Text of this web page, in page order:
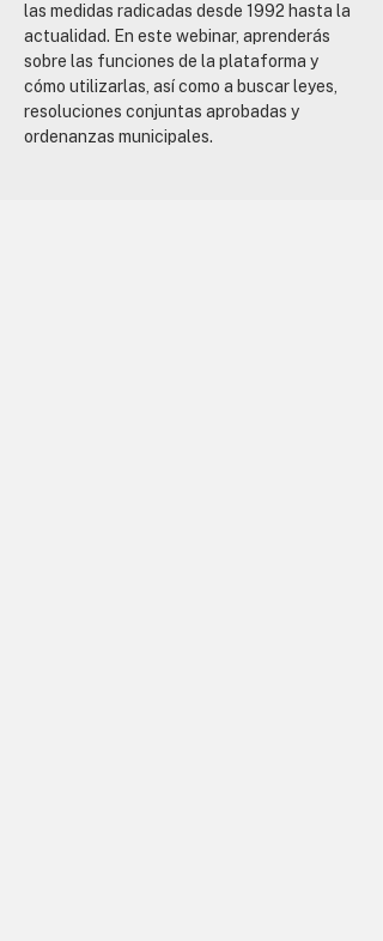
las medidas radicadas desde 1992 hasta la
actualidad. En este webinar, aprenderás
sobre las funciones de la plataforma y
cómo utilizarlas, así como a buscar leyes,
resoluciones conjuntas aprobadas y
ordenanzas municipales.